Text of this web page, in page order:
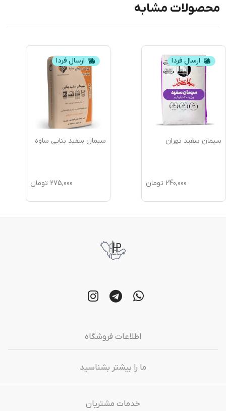
محصولات مشابه
ارسال فردا
سیمان سفید تهران
240,000 تومان
ارسال فردا
سیمان سفید بنایی ساوه
275,000 تومان
اطلاعات فروشگاه
ما را بیشتر بشناسید
خدمات مشتریان